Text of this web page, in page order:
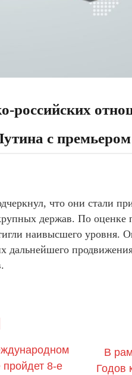
российских
с
что они стали
держав. По оценке
наивысшего уровня.
дальнейшего
пройдет 8-е
В
Годов